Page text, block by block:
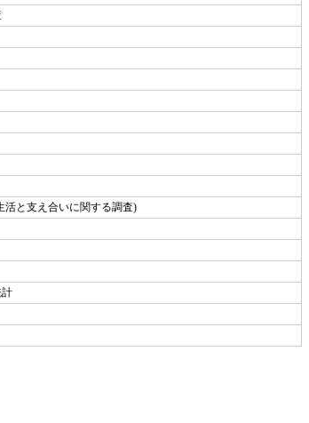
活と支え合いに関する調査)